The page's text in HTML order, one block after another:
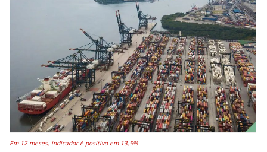
Em 12 meses, indicador é positivo em 13,5%